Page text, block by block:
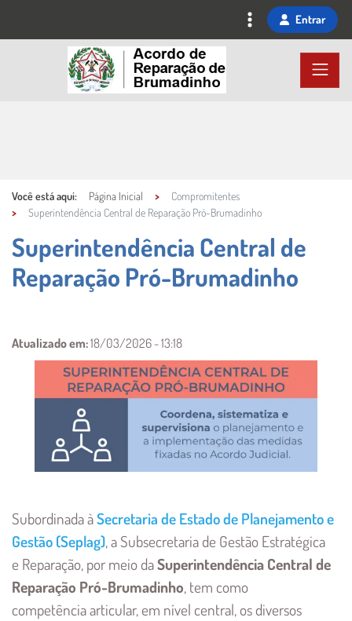
Entrar
Você está aqui: Página Inicial
Compromitentes
Superintendência Central de Reparação Pró-Brumadinho
Superintendência Central de
Reparação Pró-Brumadinho
Conteúdo Principal
Atualizado em:18/03/2026 - 13:18
Imagem
Subordinada àSecretaria de Estado de Planejamento e
Gestão (Seplag), a Subsecretaria de Gestão Estratégica
e Reparação, por meio daSuperintendência Central de
Reparação Pró-Brumadinho, tem como
competência articular, em nível central, os diversos